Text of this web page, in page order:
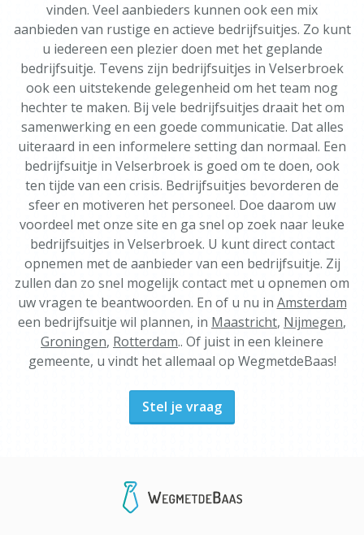
vinden. Veel aanbieders kunnen ook een mix
aanbieden van rustige en actieve bedrijfsuitjes. Zo kunt
u iedereen een plezier doen met het geplande
bedrijfsuitje. Tevens zijn bedrijfsuitjes in Velserbroek
ook een uitstekende gelegenheid om het team nog
hechter te maken. Bij vele bedrijfsuitjes draait het om
samenwerking en een goede communicatie. Dat alles
uiteraard in een informelere setting dan normaal. Een
bedrijfsuitje in Velserbroek is goed om te doen, ook
ten tijde van een crisis. Bedrijfsuitjes bevorderen de
sfeer en motiveren het personeel. Doe daarom uw
voordeel met onze site en ga snel op zoek naar leuke
bedrijfsuitjes in Velserbroek. U kunt direct contact
opnemen met de aanbieder van een bedrijfsuitje. Zij
zullen dan zo snel mogelijk contact met u opnemen om
uw vragen te beantwoorden. En of u nu in Amsterdam
een bedrijfsuitje wil plannen, in Maastricht, Nijmegen,
Groningen, Rotterdam.. Of juist in een kleinere
gemeente, u vindt het allemaal op WegmetdeBaas!
Stel je vraag